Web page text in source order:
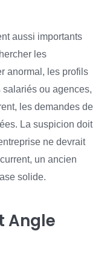
aussi importants
les
anormal, les profils
ou agences,
les demandes de
La suspicion doit
ne devrait
un ancien
solide.
Angle